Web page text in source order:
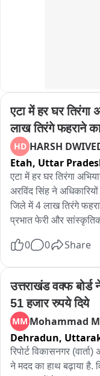
भाजपमध्ये जुने विरुद्ध
जुने येऊन आयत्या पिठावर
पुसण्याचं काम सुरू आहे
जयकुमार गोरे यांच्या
जयकुमार गोरे कोण आहेत.
जरांगे पाटील यांच्या
आंदोलन मोडीत काढतो
जरांगे पाटील उद्धव ठाकरे
त्याचं उद्धव ठाकरेंना
एटा में हर घर तिरंगा
लाख तिरंगे फहराने का
HD HARSH
Etah, Uttar
एटा में हर घर तिरंगा
अरविंद सिंह ने
जिले में 4 लाख तिरंगे
प्रभात फेरी और
फहराने की अपील की,
0 0 Share
उत्तराखंड वक्फ
51 हजार रुपये दिये
MM Mohammad
Dehradun,
रिपोर्ट विकासनगर
ने मदद का हाथ बढ़ाया है.